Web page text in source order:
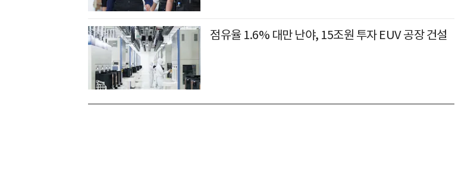
점유율 1.6% 대만 난야, 15조원 투자 EUV 공장 건설